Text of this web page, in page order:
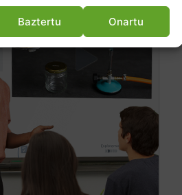
Onartu
Baztertu